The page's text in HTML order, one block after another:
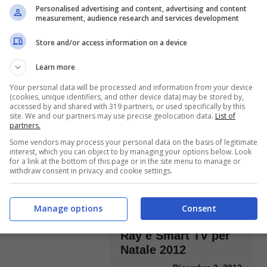
da soli
Maggio 26, 2014
Café di Barcellona
[VIDEO]
Aprile 18, 2014
in 3D
VIDEO]
Dicembre 7, 2012
LG SoundBar
BB5521A: 3D, Blu
Ray e Smart TV per
Natale 2012
Personalised advertising and content, advertising and content
measurement, audience research and services development
Store and/or access information on a device
Learn more
Your personal data will be processed and information from your device
(cookies, unique identifiers, and other device data) may be stored by,
accessed by and shared with 319 partners, or used specifically by this
site. We and our partners may use precise geolocation data. List of
partners.
Some vendors may process your personal data on the basis of legitimate
interest, which you can object to by managing your options below. Look
for a link at the bottom of this page or in the site menu to manage or
withdraw consent in privacy and cookie settings.
Consent
Manage options